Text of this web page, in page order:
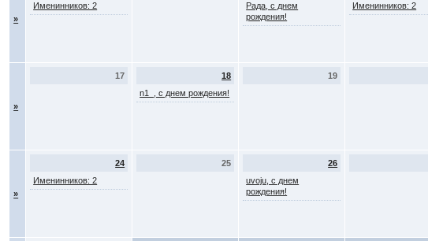
»
Именинников: 2
Рада, с днем
рождения!
Именинников: 2
»
17
18
n1_, с днем рождения!
19
»
24
Именинников: 2
25
26
uvoju, с днем
рождения!